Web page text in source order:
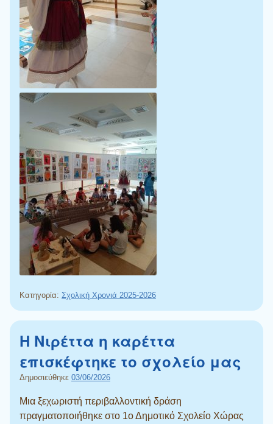
Κατηγορία: Σχολική Χρονιά 2025-2026
Η Νιρέττα η καρέττα
επισκέφτηκε το σχολείο μας
Δημοσιεύθηκε 03/06/2026
Μια ξεχωριστή περιβαλλοντική δράση
πραγματοποιήθηκε στο 1ο Δημοτικό Σχολείο Χώρας